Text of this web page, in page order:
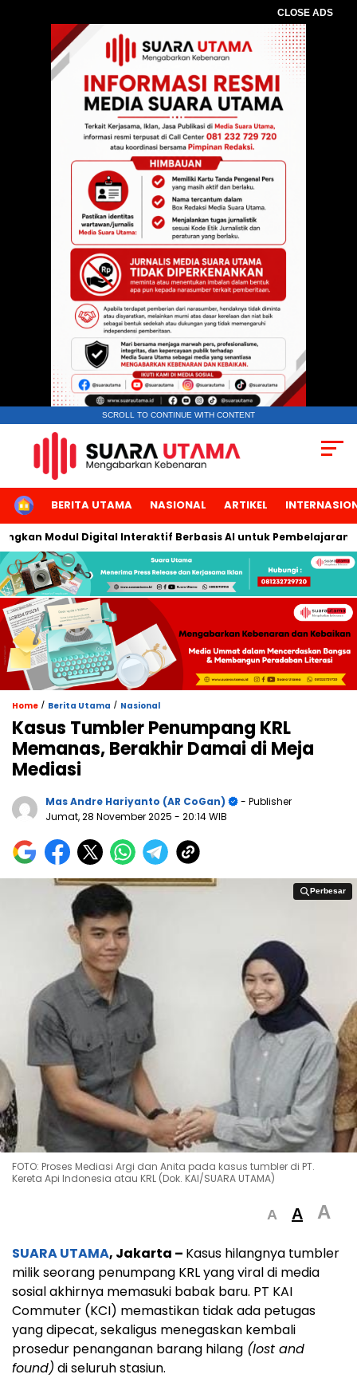
CLOSE ADS
SCROLL TO CONTINUE WITH CONTENT
HOMEBERITA UTAMA NASIONAL ARTIKEL
Modul Digital Interaktif Berbasis AI untuk Pembelajaran
Home / Berita Utama / Nasional
Kasus Tumbler Penumpang KRL
Memanas, Berakhir Damai di Meja
Mediasi
Mas Andre Hariyanto (AR CoGan)
- Publisher
Jumat, 28 November 2025 - 20:14 WIB
Perbesar
Perbesar
FOTO: Proses Mediasi Argi dan Anita pada kasus tumbler di PT.
Kereta Api Indonesia atau KRL (Dok. KAI/SUARA UTAMA)
A A A
SUARA UTAMA, Jakarta – Kasus hilangnya tumbler
milik seorang penumpang KRL yang viral di media
sosial akhirnya memasuki babak baru. PT KAI
Commuter (KCI) memastikan tidak ada petugas
yang dipecat, sekaligus menegaskan kembali
prosedur penanganan barang hilang (lost and
found) di seluruh stasiun.